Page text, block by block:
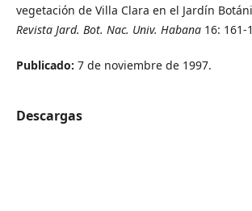
vegetación de Villa Clara en el Jardín
Revista Jard. Bot. Nac. Univ. Habana 16: 161-
Publicado: 7 de noviembre de 1997.
Descargas